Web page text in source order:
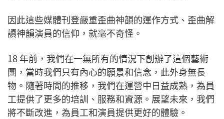
因此這些媒體刊登嚴重歪曲神韻的運作方式、歪曲解
讀神韻演員的信仰，就毫不奇怪。
18 年前，我們在一無所有的情況下創辦了這個藝術
團，當時我們只有內心的願景和信念，此外身無長
物。隨著時間的推移，我們在運營中日益成熟，為員
工提供了更多的培訓、服務和資源。展望未來，我們
將不斷改進，為員工和演員提供更好的體驗。